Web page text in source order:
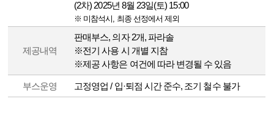
(2차) 2025년 8월 23일(토) 15:00
※ 미참석시, 최종 선정에서 제외
제공내역
판매부스, 의자 2개, 파라솔
※전기 사용 시 개별 지참
※제공 사항은 여건에 따라 변경될 수 있음
부스운영 고정영업 / 입·퇴점 시간 준수, 조기 철수 불가